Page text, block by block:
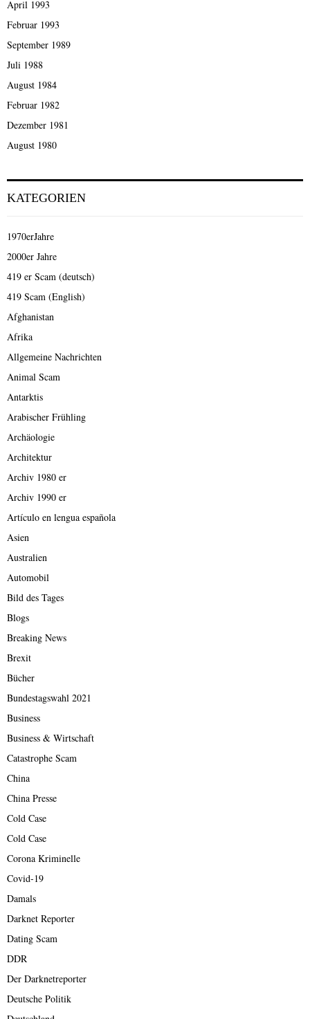
April 1993
Februar 1993
September 1989
Juli 1988
August 1984
Februar 1982
Dezember 1981
August 1980
KATEGORIEN
1970erJahre
2000er Jahre
419 er Scam (deutsch)
419 Scam (English)
Afghanistan
Afrika
Allgemeine Nachrichten
Animal Scam
Antarktis
Arabischer Frühling
Archäologie
Architektur
Archiv 1980 er
Archiv 1990 er
Artículo en lengua española
Asien
Australien
Automobil
Bild des Tages
Blogs
Breaking News
Brexit
Bücher
Bundestagswahl 2021
Business
Business & Wirtschaft
Catastrophe Scam
China
China Presse
Cold Case
Cold Case
Corona Kriminelle
Covid-19
Damals
Darknet Reporter
Dating Scam
DDR
Der Darknetreporter
Deutsche Politik